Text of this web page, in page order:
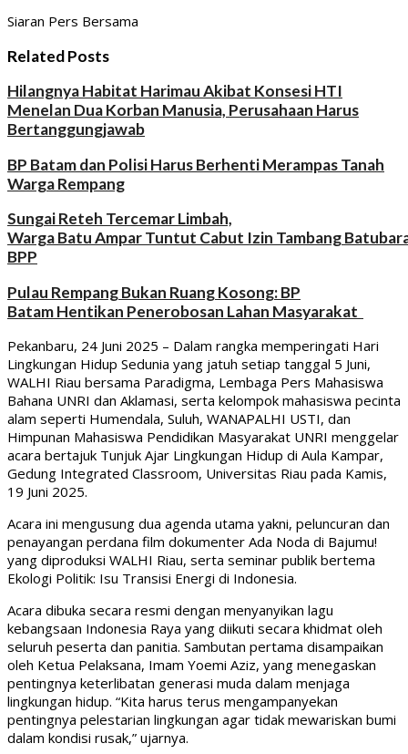
Siaran Pers Bersama
Related Posts
Hilangnya Habitat Harimau Akibat Konsesi HTI
Menelan Dua Korban Manusia, Perusahaan Harus
Bertanggungjawab
BP Batam dan Polisi Harus Berhenti Merampas Tanah
Warga Rempang
Sungai Reteh Tercemar Limbah,
Warga Batu Ampar Tuntut Cabut Izin Tambang
BPP
Pulau Rempang Bukan Ruang Kosong: BP
Batam Hentikan Penerobosan Lahan Masyarakat
Pekanbaru, 24 Juni 2025 – Dalam rangka memperingati Hari
Lingkungan Hidup Sedunia yang jatuh setiap tanggal 5 Juni,
WALHI Riau bersama Paradigma, Lembaga Pers Mahasiswa
Bahana UNRI dan Aklamasi, serta kelompok mahasiswa pecinta
alam seperti Humendala, Suluh, WANAPALHI USTI, dan
Himpunan Mahasiswa Pendidikan Masyarakat UNRI menggelar
acara bertajuk Tunjuk Ajar Lingkungan Hidup di Aula Kampar,
Gedung Integrated Classroom, Universitas Riau pada Kamis,
19 Juni 2025.
Acara ini mengusung dua agenda utama yakni, peluncuran dan
penayangan perdana film dokumenter Ada Noda di Bajumu!
yang diproduksi WALHI Riau, serta seminar publik bertema
Ekologi Politik: Isu Transisi Energi di Indonesia.
Acara dibuka secara resmi dengan menyanyikan lagu
kebangsaan Indonesia Raya yang diikuti secara khidmat oleh
seluruh peserta dan panitia. Sambutan pertama disampaikan
oleh Ketua Pelaksana, Imam Yoemi Aziz, yang menegaskan
pentingnya keterlibatan generasi muda dalam menjaga
lingkungan hidup. “Kita harus terus mengampanyekan
pentingnya pelestarian lingkungan agar tidak mewariskan bumi
dalam kondisi rusak,” ujarnya.